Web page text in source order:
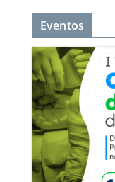
Eventos